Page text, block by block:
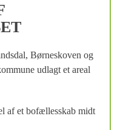
Børneskoven og
udlagt et areal
af et bofællesskab midt